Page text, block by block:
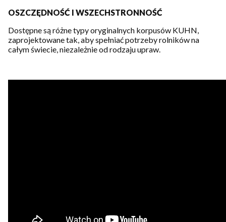
OSZCZĘDNOŚĆ I WSZECHSTRONNOŚĆ
Dostępne są różne typy oryginalnych korpusów KUHN,
zaprojektowane tak, aby spełniać potrzeby rolników na
całym świecie, niezależnie od rodzaju upraw.